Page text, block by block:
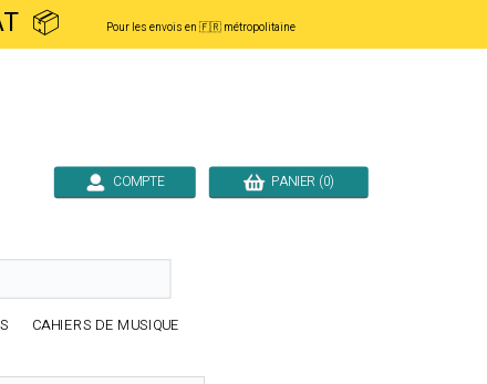
📦 Pour les envois en 🇫🇷 métropolitaine
COMPTE PANIER (0)
CAHIERS DE MUSIQUE